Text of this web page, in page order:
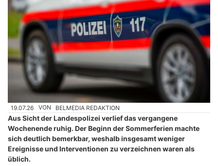
19.07.26 VON BELMEDIA REDAKTION
Aus Sicht der Landespolizei verlief das vergangene
Wochenende ruhig. Der Beginn der Sommerferien machte
sich deutlich bemerkbar, weshalb insgesamt weniger
Ereignisse und Interventionen zu verzeichnen waren als
üblich.